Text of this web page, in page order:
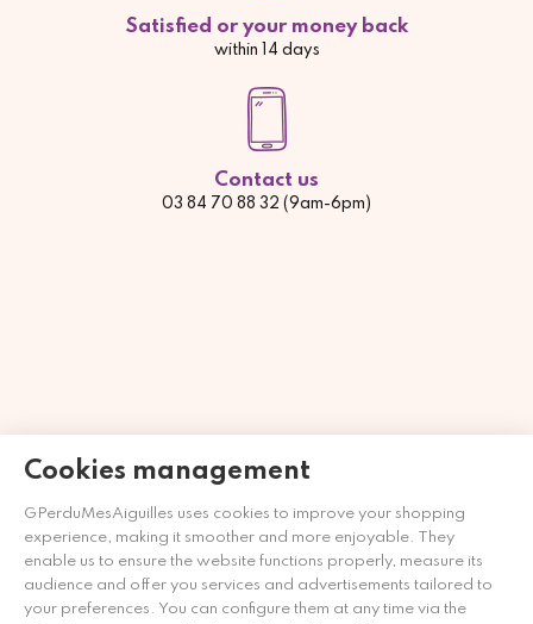
Cookies management
GPerduMesAiguilles uses cookies to improve your shopping
experience, making it smoother and more enjoyable. They
enable us to ensure the website functions properly, measure its
audience and offer you services and advertisements tailored to
your preferences. You can configure them at any time via the
Satisfied or your money back
within 14 days
Contact us
03 84 70 88 32 (9am-6pm)
Merchant approved by Guaranteed Reviews Company,
here to display attestation.